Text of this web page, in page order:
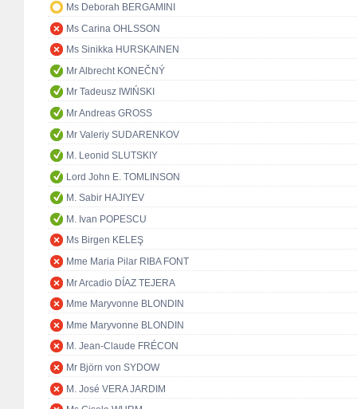
Ms Deborah BERGAMINI
Ms Carina OHLSSON
Ms Sinikka HURSKAINEN
Mr Albrecht KONEČNÝ
Mr Tadeusz IWIŃSKI
Mr Andreas GROSS
Mr Valeriy SUDARENKOV
M. Leonid SLUTSKIY
Lord John E. TOMLINSON
M. Sabir HAJIYEV
M. Ivan POPESCU
Ms Birgen KELEŞ
Mme Maria Pilar RIBA FONT
Mr Arcadio DÍAZ TEJERA
Mme Maryvonne BLONDIN
Mme Maryvonne BLONDIN
M. Jean-Claude FRÉCON
Mr Björn von SYDOW
M. José VERA JARDIM